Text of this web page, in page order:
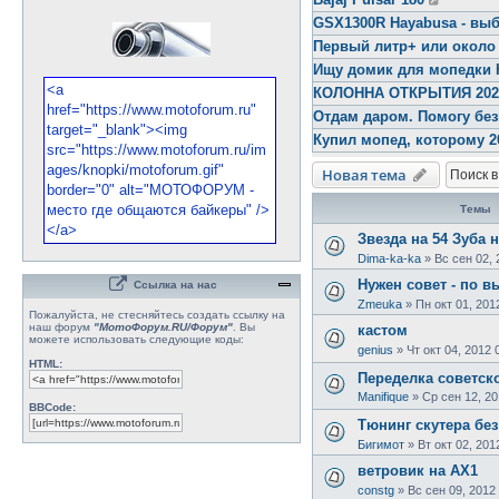
GSX1300R Hayabusa -
Первый литр+ или около
Ищу домик для мопедки
КОЛОННА ОТКРЫТИЯ
Отдам даром. Помогу
Купил мопед, которому
Новая тема
Темы
Звезда на 54 Зуба
Dima-ka-ka » Вс сен 02,
Нужен совет - по
Zmeuka » Пн окт 01,
кастом
genius » Чт окт 04, 2012
Переделка
Manifique » Ср сен 12,
Тюнинг скутера
Бигимот » Вт окт 02,
ветровик на АХ1
constg » Вс сен 09, 2012
Ссылка на нас
Пожалуйста, не стесняйтесь создать ссылку на
наш форум "МотоФорум.RU/Форум" . Вы
можете использовать следующие коды:
HTML:
BBCode: